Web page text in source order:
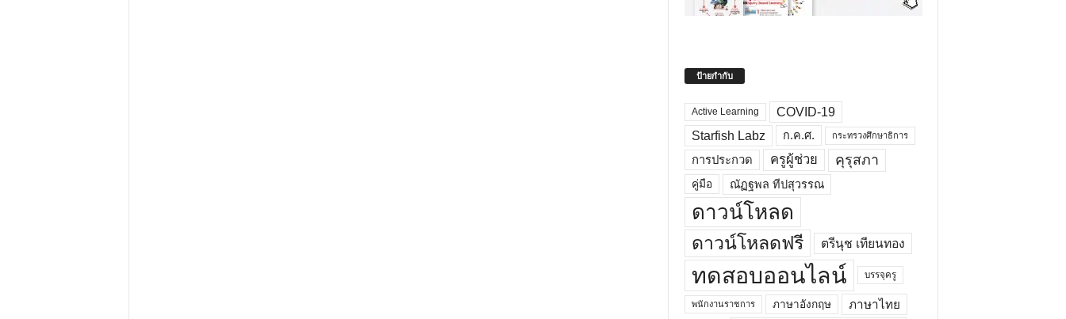
ป้ายกำกับ
Active Learning
COVID-19
Starfish Labz
ก.ค.ศ. กระทรวงศึกษาธิการ
การประกวด ครูผู้ช่วย คุรุสภา
คู่มือ ณัฏฐพล ทีปสุวรรณ
ดาวน์โหลด
ดาวน์โหลดฟรี ตรีนุช เทียนทอง
ทดสอบออนไลน์ บรรจุครู
พนักงานราชการ ภาษาอังกฤษ ภาษาไทย